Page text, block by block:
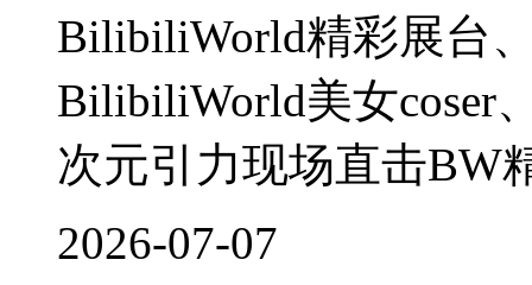
BilibiliWorld精彩展台
BilibiliWorld美女coser
次元引力现场直击BW
2026-07-07